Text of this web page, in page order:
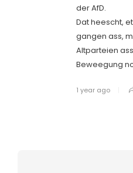
der AfD.
Dat heescht,
gangen ass,
Altparteien
Beweegung
1 year ago